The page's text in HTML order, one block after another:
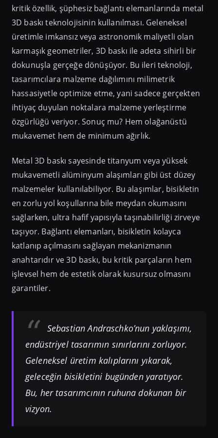
kritik özellik, şüphesiz bağlantı elemanlarında metal
3D baskı teknolojisinin kullanılması. Geleneksel
üretimle imkansız veya astronomik maliyetli olan
karmaşık geometriler, 3D baskı ile adeta sihirli bir
dokunuşla gerçeğe dönüşüyor. Bu ileri teknoloji,
tasarımcılara malzeme dağılımını milimetrik
hassasiyetle optimize etme, yani sadece gerçekten
ihtiyaç duyulan noktalara malzeme yerleştirme
özgürlüğü veriyor. Sonuç mu? Hem olağanüstü
mukavemet hem de minimum ağırlık.
Metal 3D baskı sayesinde titanyum veya yüksek
mukavemetli alüminyum alaşımları gibi üst düzey
malzemeler kullanılabiliyor. Bu alaşımlar, bisikletin
en zorlu yol koşullarına bile meydan okumasını
sağlarken, ultra hafif yapısıyla taşınabilirliği zirveye
taşıyor. Bağlantı elemanları, bisikletin kolayca
katlanıp açılmasını sağlayan mekanizmanın
anahtarıdır ve 3D baskı, bu kritik parçaların hem
işlevsel hem de estetik olarak kusursuz olmasını
garantiler.
Sebastian Andraschko’nun yaklaşımı,
endüstriyel tasarımın sınırlarını zorluyor.
Geleneksel üretim kalıplarını yıkarak,
geleceğin bisikletini bugünden yaratıyor.
Bu, her tasarımcının ruhuna dokunan bir
vizyon.